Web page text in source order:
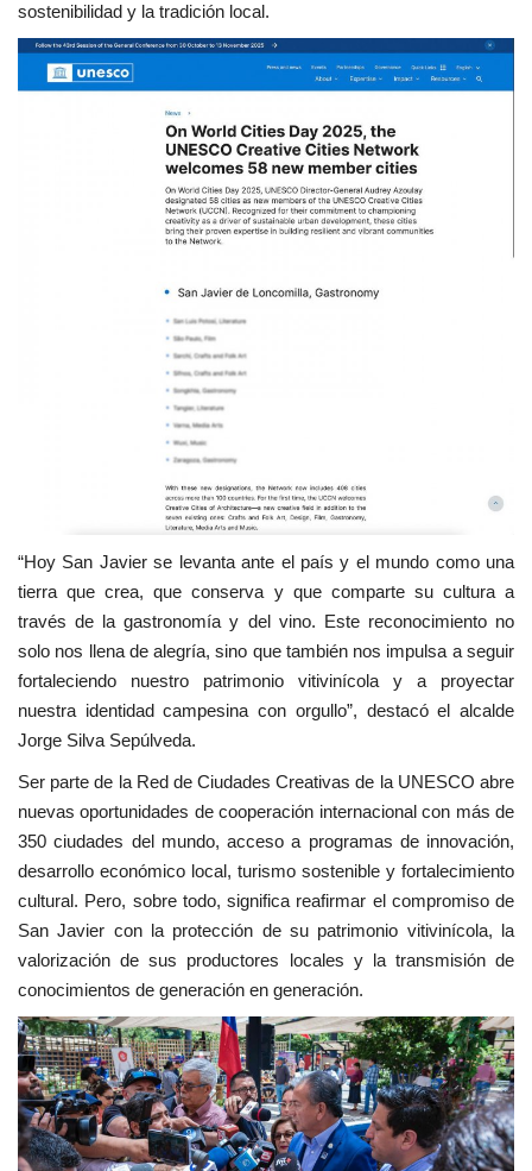
sostenibilidad y la tradición local.
“Hoy San Javier se levanta ante el país y el mundo como una
tierra que crea, que conserva y que comparte su cultura a
través de la gastronomía y del vino. Este reconocimiento no
solo nos llena de alegría, sino que también nos impulsa a seguir
fortaleciendo nuestro patrimonio vitivinícola y a proyectar
nuestra identidad campesina con orgullo”, destacó el alcalde
Jorge Silva Sepúlveda.
Ser parte de la Red de Ciudades Creativas de la UNESCO abre
nuevas oportunidades de cooperación internacional con más de
350 ciudades del mundo, acceso a programas de innovación,
desarrollo económico local, turismo sostenible y fortalecimiento
cultural. Pero, sobre todo, significa reafirmar el compromiso de
San Javier con la protección de su patrimonio vitivinícola, la
valorización de sus productores locales y la transmisión de
conocimientos de generación en generación.